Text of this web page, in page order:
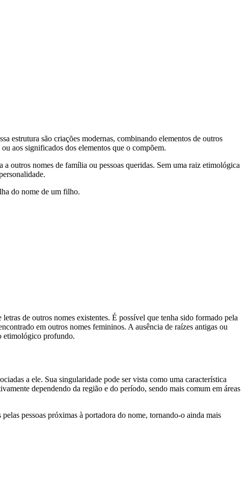
estrutura são criações modernas, combinando elementos de outros
aos significados dos elementos que o compõem.
outros nomes de família ou pessoas queridas. Sem uma raiz etimológica
do nome de um filho.
de outros nomes existentes. É possível que tenha sido formado pela
em outros nomes femininos. A ausência de raízes antigas ou
etimológico profundo.
a ele. Sua singularidade pode ser vista como uma característica
dependendo da região e do período, sendo mais comum em áreas
pessoas próximas à portadora do nome, tornando-o ainda mais